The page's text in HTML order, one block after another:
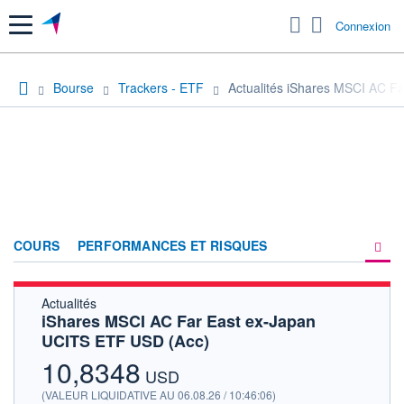
Menu Connexion
Bourse Trackers - ETF Actualités iShares MSCI AC
COURS PERFORMANCES ET RISQUES
ACTUALITÉS
Actualités
iShares MSCI AC Far East ex-Japan
UCITS ETF USD (Acc)
10,8348 USD
(VALEUR LIQUIDATIVE AU 06.08.26 / 10:46:06)